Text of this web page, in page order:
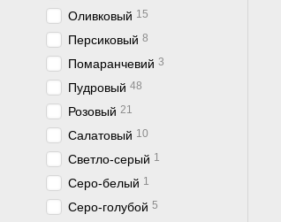
Оливковый 15
Персиковый 8
Помаранчевий 3
Пудровый 48
Розовый 21
Салатовый 10
Светло-серый 1
Серо-белый 1
Серо-голубой 5